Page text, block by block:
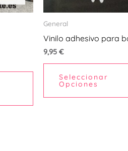
pueden
elegir
página
producto
General
Vinilo adhesivo para
9,95€
Seleccionar
Opciones